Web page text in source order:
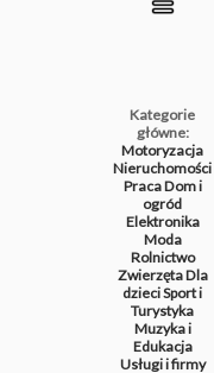
Kategorie
główne:
Motoryzacja
Nieruchomości
PracaDom i
ogród
Elektronika
Moda
Rolnictwo
ZwierzętaDla
dzieciSport i
Turystyka
Muzyka i
Edukacja
Usługi i firmy